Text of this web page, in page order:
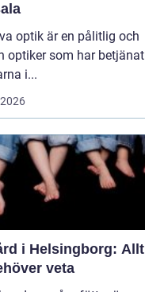
optik är en pålitlig och
optiker som har betjänat
i...
i Helsingborg: Allt
veta